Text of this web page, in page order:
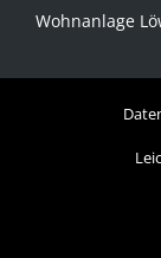
Wohnanlage